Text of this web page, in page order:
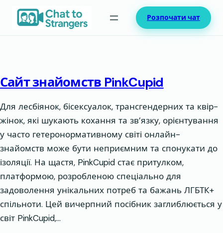
Перейти
Розпочати чат
Сайт знайомств PinkCupid
Для лесбіянок, бісексуалок, трансгендерних та квір-
жінок, які шукають кохання та зв’язку, орієнтування
у часто гетеронормативному світі онлайн-
знайомств може бути неприємним та спонукати до
ізоляції. На щастя, PinkCupid стає притулком,
платформою, розробленою спеціально для
задоволення унікальних потреб та бажань ЛГБТК+
спільноти. Цей вичерпний посібник заглиблюється у
світ PinkCupid,…